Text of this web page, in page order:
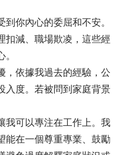
你內心的委屈和不安。
扣減、職場欺凌，這些經
，依據我過去的經驗，公
入度。若被問到家庭背景
我可以專注在工作上。我
能在一個尊重專業、鼓勵